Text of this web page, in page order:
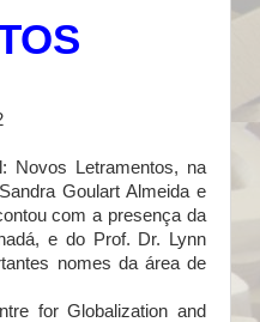
Novos Letramentos, na
Goulart Almeida e
com a presença da
e do Prof. Dr. Lynn
nomes da área de
for Globalization and